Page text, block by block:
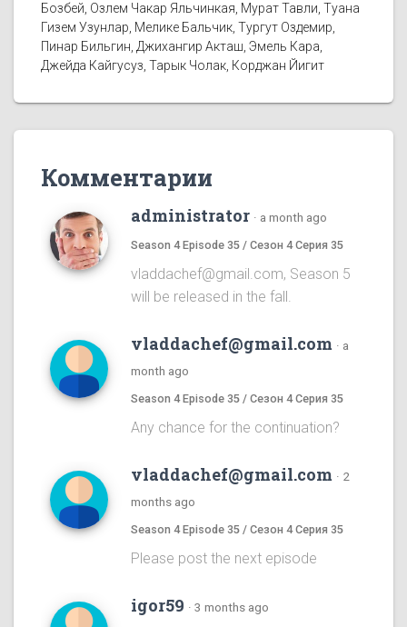
Бозбей, Озлем Чакар Яльчинкая, Мурат Тавли, Туана
Гизем Узунлар, Мелике Бальчик, Тургут Оздемир,
Пинар Бильгин, Джихангир Акташ, Эмель Кара,
Джейда Кайгусуз, Тарык Чолак, Корджан Йигит
Комментарии
administrator · a month ago
Season 4 Episode 35 / Сезон 4 Серия 35
vladdachef@gmail.com, Season 5
will be released in the fall.
vladdachef@gmail.com · a
month ago
Season 4 Episode 35 / Сезон 4 Серия 35
Any chance for the continuation?
vladdachef@gmail.com · 2
months ago
Season 4 Episode 35 / Сезон 4 Серия 35
Please post the next episode
igor59 · 3 months ago